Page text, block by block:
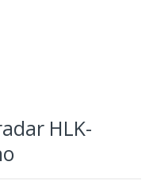
HLK-